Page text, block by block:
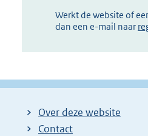
Werkt de website of
dan een e-mail naar
Over deze website
Contact